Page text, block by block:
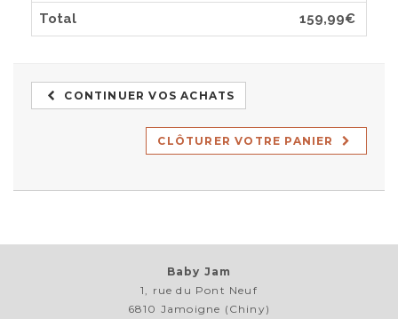
Total 159,99€
CONTINUER VOS ACHATS
CLÔTURER VOTRE PANIER
Baby Jam
1, rue du Pont Neuf
6810 Jamoigne (Chiny)